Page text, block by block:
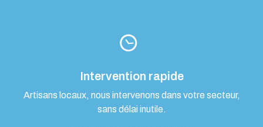
Intervention rapide
Artisans locaux, nous intervenons dans votre secteur,
sans délai inutile.